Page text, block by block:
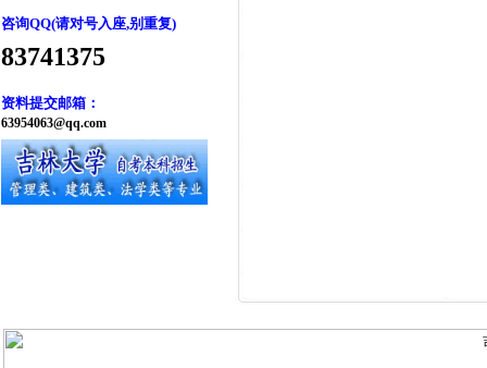
咨询QQ(请对号入座,别重复)
83741375
资料提交邮箱：
63954063@qq.com